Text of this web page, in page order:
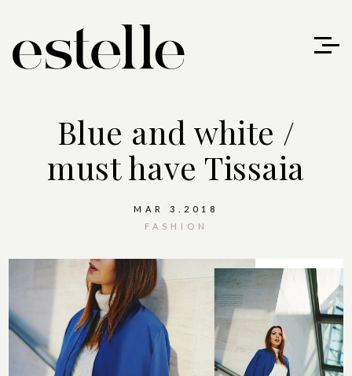
Blue and white /
must have Tissaia
MAR 3.2018
FASHION